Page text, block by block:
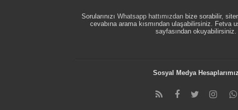
SorularınızıWhatsapp hattımızdan bize sorabilir,
cevabına arama kısmından ulaşabilirsiniz. Fetva
sayfasından okuyabilirsiniz.
Sosyal Medya Hesaplarımız